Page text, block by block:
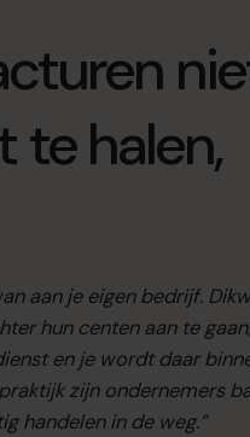
te halen,
aan je eigen bedrijf.
hun centen aan te gaan,
en je wordt daar
zijn ondernemers
handelen in de weg.”